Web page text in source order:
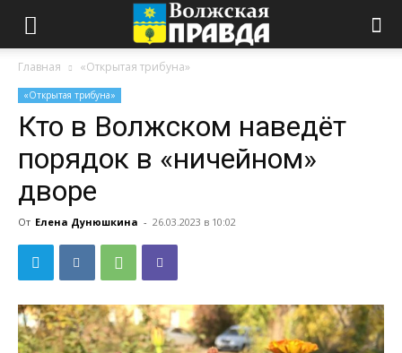
Главная «Открытая трибуна»
«Открытая трибуна»
Кто в Волжском наведёт
порядок в «ничейном»
дворе
От Елена Дунюшкина - 26.03.2023 в 10:02